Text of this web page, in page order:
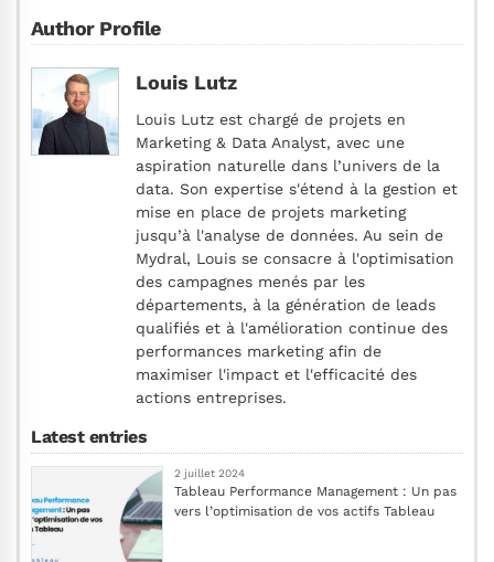
Author Profile
Louis Lutz
Louis Lutz est chargé de projets en
Marketing & Data Analyst, avec une
aspiration naturelle dans l’univers de la
data. Son expertise s'étend à la gestion et
mise en place de projets marketing
jusqu’à l'analyse de données. Au sein de
Mydral, Louis se consacre à l'optimisation
des campagnes menés par les
départements, à la génération de leads
qualifiés et à l'amélioration continue des
performances marketing afin de
maximiser l'impact et l'efficacité des
actions entreprises.
Latest entries
2 juillet 2024
Tableau Performance Management : Un pas
vers l’optimisation de vos actifs Tableau